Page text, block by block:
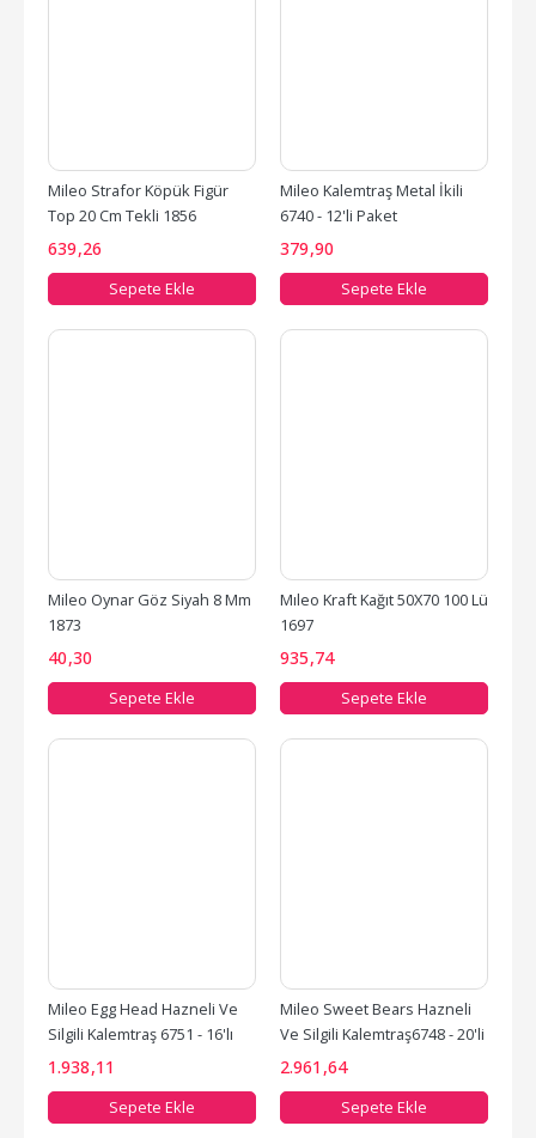
Mileo Strafor Köpük Figür
Top 20 Cm Tekli 1856
639,26
Sepete Ekle
Mileo Kalemtraş Metal İkili
6740 - 12'li Paket
379,90
Sepete Ekle
Mileo Oynar Göz Siyah 8 Mm
1873
40,30
Sepete Ekle
Mıleo Kraft Kağıt 50X70 100 Lü
1697
935,74
Sepete Ekle
Mileo Egg Head Hazneli Ve
Silgili Kalemtraş 6751 - 16'lı
Paket
1.938,11
Sepete Ekle
Mileo Sweet Bears Hazneli
Ve Silgili Kalemtraş6748 - 20'li
Paket
2.961 ,64
Sepete Ekle